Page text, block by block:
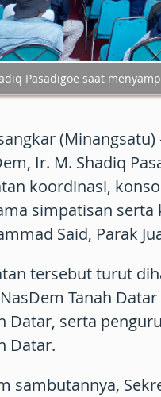
Pasadigoe saat
(Minangsatu)
Ir. M. Shadiq
koordinasi,
simpatisan serta
Said, Parak
tersebut turut
Tanah
Datar, serta
Datar.
sambutannya,